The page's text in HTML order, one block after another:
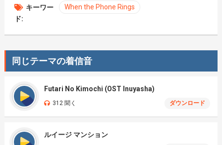
キーワー
ド:
When the Phone Rings
同じテーマの着信音
Futari No Kimochi (OST Inuyasha)
312 聞く ダウンロード
ルイージ マンション